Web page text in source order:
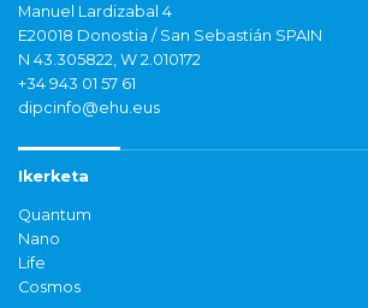
Manuel Lardizabal 4
E20018 Donostia / San Sebastián SPAIN
N 43.305822, W 2.010172
+34 943 01 57 61
dipcinfo@ehu.eus
Ikerketa
Quantum
Nano
Life
Cosmos